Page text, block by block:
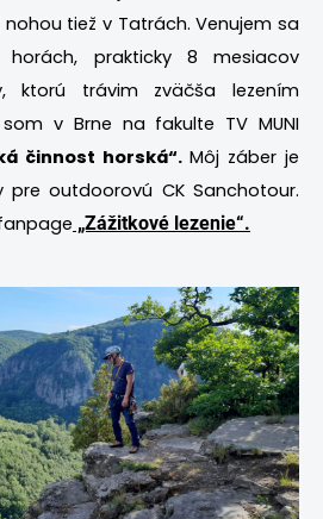
tiež v Tatrách. Venujem sa
horách, prakticky 8 mesiacov
ktorú trávim zväčša lezením
v Brne na fakulte TV MUNI
činnost horská“.Môj záber je
pre outdoorovú CK Sanchotour.
„Zážitkové lezenie“.